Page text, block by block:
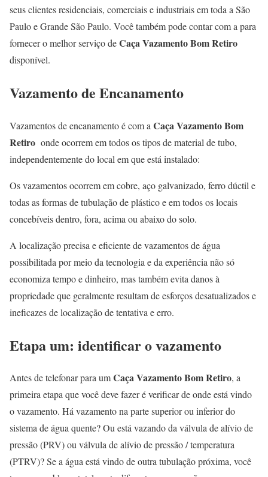
seus clientes residenciais, comerciais e industriais em toda a São
Paulo e Grande São Paulo. Você também pode contar com a para
fornecer o melhor serviço deCaça Vazamento Bom Retiro
disponível.
Vazamento de Encanamento
Vazamentos de encanamento é com a Caça Vazamento Bom
Retiro onde ocorrem em todos os tipos de material de tubo,
independentemente do local em que está instalado:
Os vazamentos ocorrem em cobre, aço galvanizado, ferro dúctil e
todas as formas de tubulação de plástico e em todos os locais
concebíveis dentro, fora, acima ou abaixo do solo.
A localização precisa e eficiente de vazamentos de água
possibilitada por meio da tecnologia e da experiência não só
economiza tempo e dinheiro, mas também evita danos à
propriedade que geralmente resultam de esforços desatualizados e
ineficazes de localização de tentativa e erro.
Etapa um: identificar o vazamento
Antes de telefonar para umCaça Vazamento Bom Retiro, a
primeira etapa que você deve fazer é verificar de onde está vindo
o vazamento. Há vazamento na parte superior ou inferior do
sistema de água quente? Ou está vazando da válvula de alívio de
pressão (PRV) ou válvula de alívio de pressão / temperatura
(PTRV)? Se a água está vindo de outra tubulação próxima, você